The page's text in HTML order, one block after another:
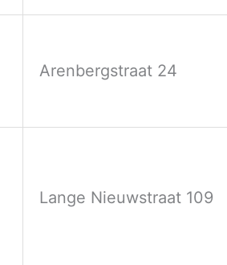
Arenbergstraat 24
Lange Nieuwstraat 109